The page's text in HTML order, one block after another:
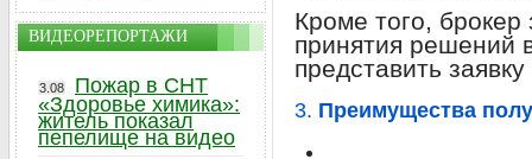
Кроме того,
принятия решений
представить
3. Преимущества
ВИДЕОРЕПОРТАЖИ
3.08
Пожар в СНТ
«Здоровье химика»:
житель показал
пепелище на видео